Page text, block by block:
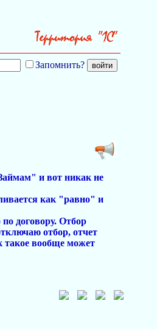
Запомнить?
и вот никак не
как "равно" и
договору. Отбор
отбор, отчет
такое вообще может